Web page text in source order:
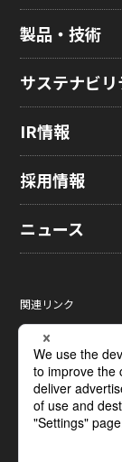
ごあいさつ
企業理念
グローバル子会社
製品・技術
eLEAP
HMO
Rælclear
医療・産業・デジ
液晶メタサーフェ
X線センサー
指紋センサー
圧力分布センサー
光学式薄型イメ
ディスプレイの基
受託加工および
サステナビリ
トップメッセージ
環境
ガバナンス
サステナビリティ
IR情報
経営方針
株式・株主情報
IRカレンダー
電子公告
採用情報
新卒採用情報
人財像/人財マネ
会社の人財育成/
ひとめでわかる
採用に関するよ
ニュース
メディア掲載
タグ一覧
関連リンク
サイトマップ
サイトのご利用条件
個人情報保護方針
ソーシャルメディア